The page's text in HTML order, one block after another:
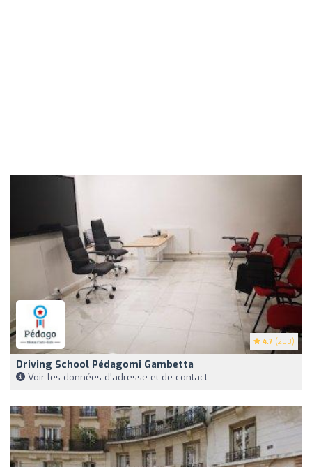
4.7 (200)
Driving School Pédagomi Gambetta
Voir les données d'adresse et de contact